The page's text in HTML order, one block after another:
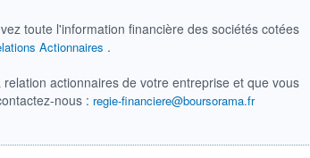
toute l'information financière des sociétés cotées
Actionnaires .
actionnaires de votre entreprise et que vous
nous : regie-financiere@boursorama.fr